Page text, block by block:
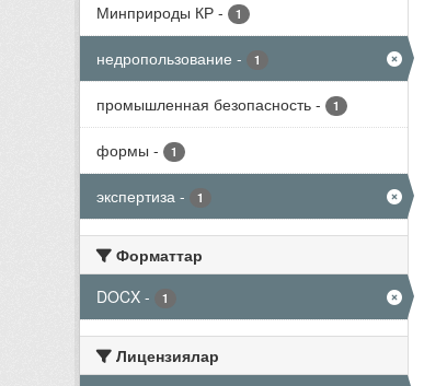
Минприроды КР - 1
недропользование - 1
промышленная безопасность - 1
формы - 1
экспертиза - 1
Форматтар
DOCX - 1
Лицензиялар